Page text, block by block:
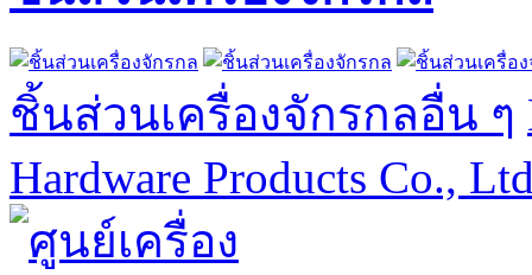
ชิ้นส่วนเครื่องจักรกลอื่น ๆ
Hardware Products Co.,